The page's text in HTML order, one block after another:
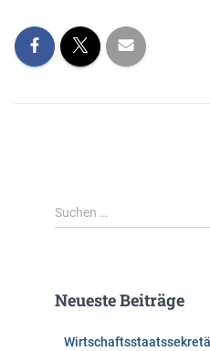
S
u
n
Suchen …
Neueste Beiträge